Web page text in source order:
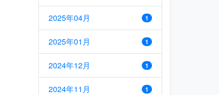
2025年04月 1
2025年01月 1
2024年12月 1
2024年11月 1